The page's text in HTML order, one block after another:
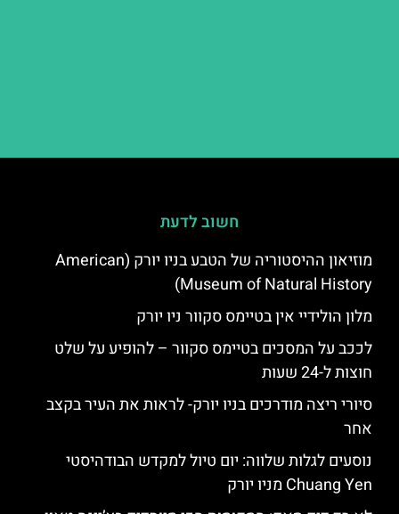
חשוב לדעת
מוזיאון ההיסטוריה של הטבע בניו יורק (American
Museum of Natural History)
מלון הולידיי אין בטיימס סקוור ניו יורק
לככב על המסכים בטיימס סקוור – להופיע על שלט
חוצות ל-24 שעות
סיורי ריצה מודרכים בניו יורק- לראות את העיר בקצב
אחר
נוסעים לגלות שלווה: יום טיול למקדש הבודהיסטי
Chuang Yen מניו יורק